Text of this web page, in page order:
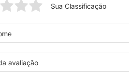
Sua Classificação